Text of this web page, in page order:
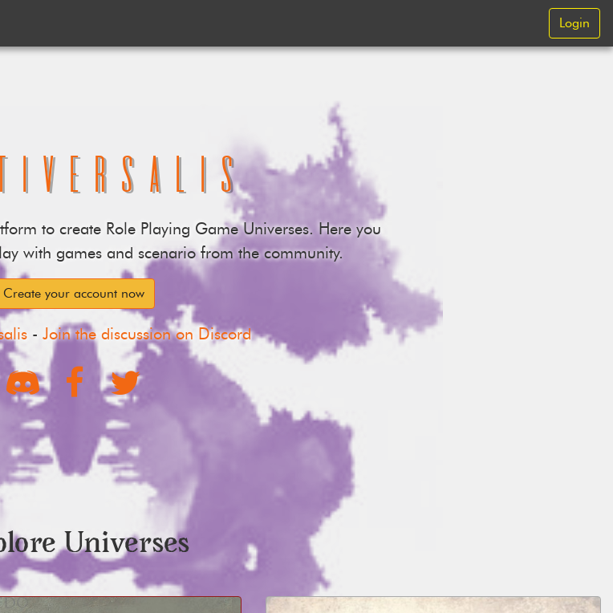
Login
to create Role Playing Game Universes. Here you
with games and scenario from the community.
Create your account now
- Join the discussion on Discord
Universes